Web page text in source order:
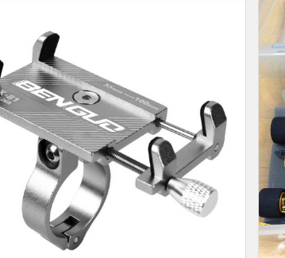
華
製
ス
マ
ー
ト
ウ
ォ
ッ
を”ま